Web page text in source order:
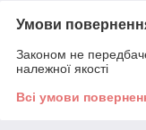
Умови
Законом не
належної якості
Всі умови